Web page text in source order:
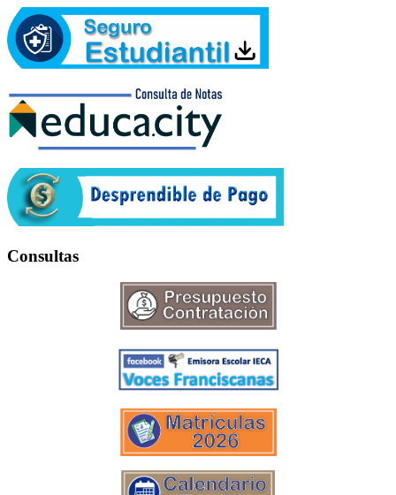
Consultas